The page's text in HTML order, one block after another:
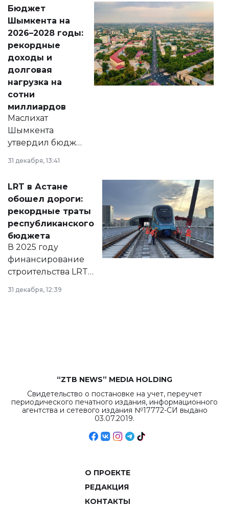
народу
Венесуэлы.
Бюджет
Шымкента на
2026–2028 годы:
рекордные
доходы и
долговая
нагрузка на
сотни
миллиардов
Маслихат
Шымкента
утвердил бюджет
города на 2026–
2028 годы.
документ
появился в базе
нормативных
правовых актов и
на сайте маслихат
города.
31 декабря, 13:41
LRT в Астане
обошел дороги:
рекордные траты
республиканского
бюджета
В 2025 году
финансирование
строительства LRT
в Астане из
республиканского
31 декабря, 12:39
“ZTB NEWS” MEDIA HOLDING
Свидетельство о постановке на учет, переучет
периодического печатного издания, информационного
агентства и сетевого издания №17772-СИ выдано
03.07.2019.
О ПРОЕКТЕ
РЕДАКЦИЯ
КОНТАКТЫ